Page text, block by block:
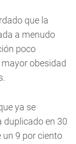
que la
a menudo
poco
obesidad
ya se
duplicado en 30
un 9 por ciento